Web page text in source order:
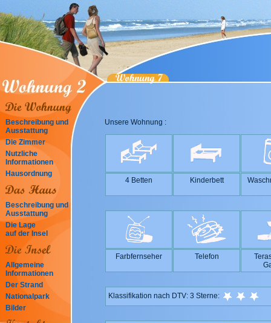
Beschreibung und
Ausstattung
Die Zimmer
Nutzliche
Informationen
Hausordnung
Beschreibung und
Ausstattung
Die Lage
auf der Insel
Allgemeine
Informationen
Der Strand
Nationalpark
Bilder
Unsere Wohnung :
4 Betten Kinderbett
Farbfernseher Telefon
Klassifikation nach DTV: 3 Sterne: